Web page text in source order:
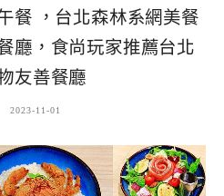
餐 ，台北森林系網美餐
廳，食尚玩家推薦台北
友善餐廳
2023-11-01